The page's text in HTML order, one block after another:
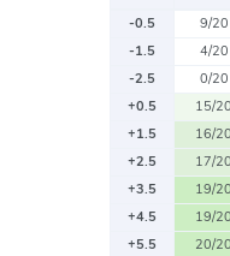
-0.5
9/20
-1.5
4/20
-2.5
0/20
+0.5
15/20
+1.5
16/20
+2.5
17/20
+3.5
19/20
+4.5
19/20
+5.5
20/20